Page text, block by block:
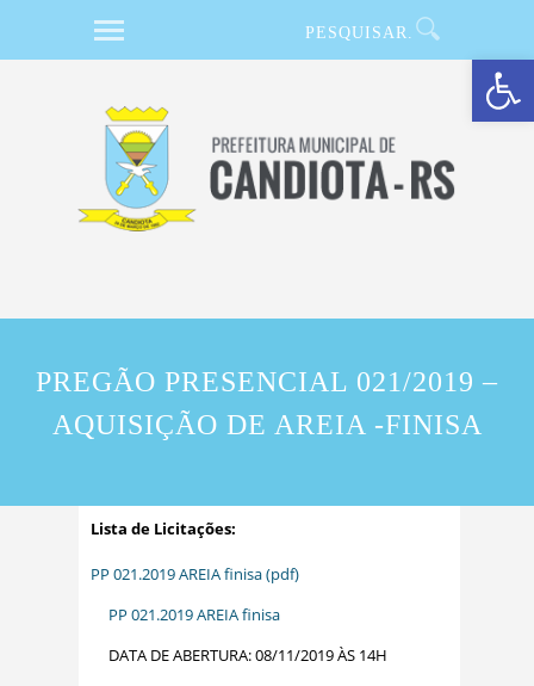
Barra de Ferramentas Aberta
PREGÃO PRESENCIAL 021/2019 –
AQUISIÇÃO DE AREIA -FINISA
Lista de Licitações:
PP 021.2019 AREIA finisa (pdf)
PP 021.2019 AREIA finisa
DATA DE ABERTURA: 08/11/2019 ÀS 14H